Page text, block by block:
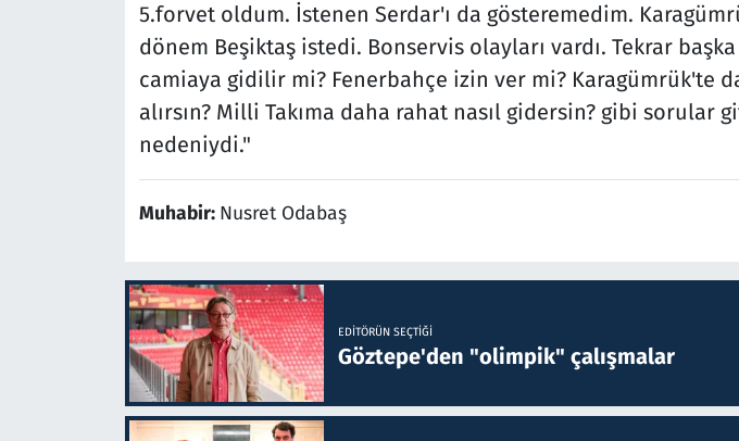
5.forvet oldum. İstenen Serdar'ı da gösteremedim.
dönem Beşiktaş istedi. Bonservis olayları vardı. Tekrar
camiaya gidilir mi? Fenerbahçe izin ver mi? Karagümrük'te
alırsın? Milli Takıma daha rahat nasıl gidersin? gibi sorular
nedeniydi."
Muhabir: Nusret Odabaş
EDITÖRÜN SEÇTIĞI
Göztepe'den "olimpik" çalışmalar